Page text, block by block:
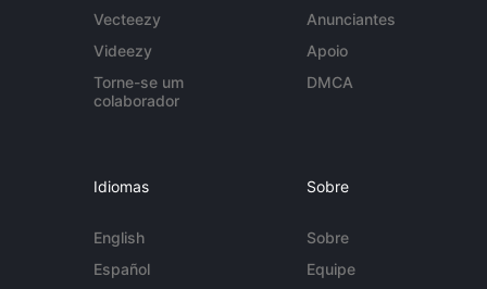
Vecteezy
Videezy
Torne-se um
colaborador
Anunciantes
Apoio
DMCA
Idiomas
English
Español
Sobre
Sobre
Equipe